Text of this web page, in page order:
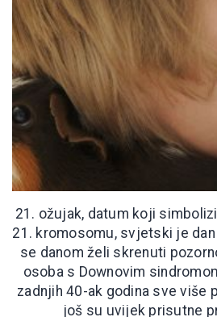
21. ožujak, datum koji
21. kromosomu, svjetski je
se danom želi skrenuti
osoba s Downovim
zadnjih 40-ak godina sve više
još su uvijek prisutne